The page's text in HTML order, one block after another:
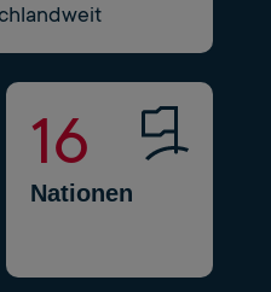
16
Nationen